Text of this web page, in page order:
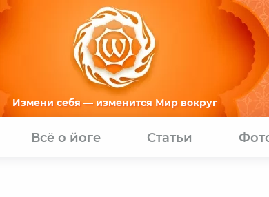
Измени себя — изменится Мир вокруг
Всё о йоге Статьи